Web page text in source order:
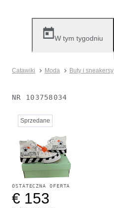
W tym tygodniu
Catawiki Moda Buty i sneakersy
NR 103758034
Sprzedane
OSTATECZNA OFERTA
€ 153